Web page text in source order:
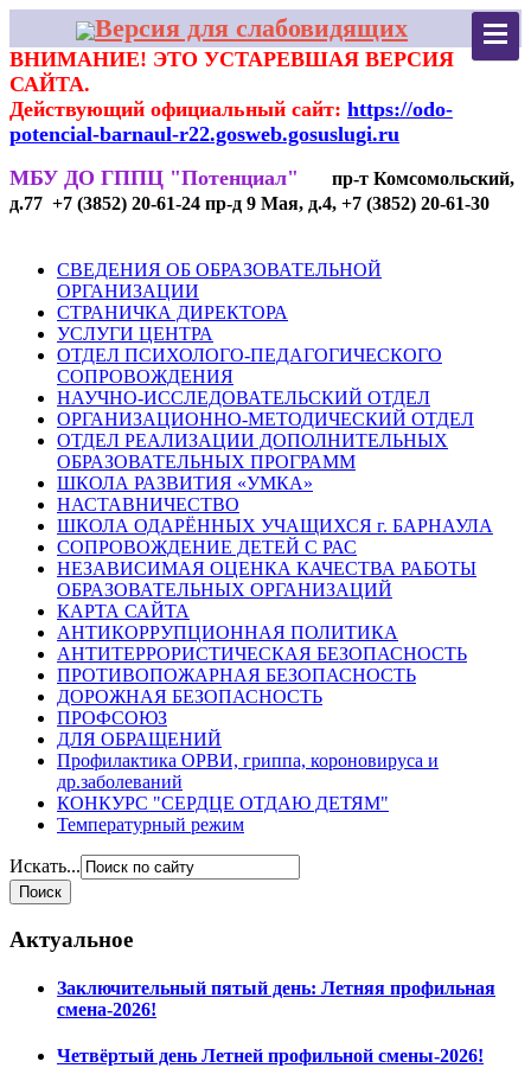
Версия для слабовидящих
ВНИМАНИЕ! ЭТО УСТАРЕВШАЯ ВЕРСИЯ
САЙТА.
Действующий официальный сайт: https://odo-
potencial-barnaul-r22.gosweb.gosuslugi.ru
МБУ ДО ГППЦ "Потенциал"
пр-т Комсомольский,
д.77 +7 (3852) 20-61-24 пр-д 9 Мая, д.4, +7 (3852) 20-61-30
СВЕДЕНИЯ ОБ ОБРАЗОВАТЕЛЬНОЙ
ОРГАНИЗАЦИИ
СТРАНИЧКА ДИРЕКТОРА
УСЛУГИ ЦЕНТРА
ОТДЕЛ ПСИХОЛОГО-ПЕДАГОГИЧЕСКОГО
СОПРОВОЖДЕНИЯ
НАУЧНО-ИССЛЕДОВАТЕЛЬСКИЙ ОТДЕЛ
ОРГАНИЗАЦИОННО-МЕТОДИЧЕСКИЙ ОТДЕЛ
ОТДЕЛ РЕАЛИЗАЦИИ ДОПОЛНИТЕЛЬНЫХ
ОБРАЗОВАТЕЛЬНЫХ ПРОГРАММ
ШКОЛА РАЗВИТИЯ «УМКА»
НАСТАВНИЧЕСТВО
ШКОЛА ОДАРЁННЫХ УЧАЩИХСЯ г. БАРНАУЛА
СОПРОВОЖДЕНИЕ ДЕТЕЙ С РАС
НЕЗАВИСИМАЯ ОЦЕНКА КАЧЕСТВА РАБОТЫ
ОБРАЗОВАТЕЛЬНЫХ ОРГАНИЗАЦИЙ
КАРТА САЙТА
АНТИКОРРУПЦИОННАЯ ПОЛИТИКА
АНТИТЕРРОРИСТИЧЕСКАЯ БЕЗОПАСНОСТЬ
ПРОТИВОПОЖАРНАЯ БЕЗОПАСНОСТЬ
ДОРОЖНАЯ БЕЗОПАСНОСТЬ
ПРОФСОЮЗ
ДЛЯ ОБРАЩЕНИЙ
Профилактика ОРВИ, гриппа, короновируса и
др.заболеваний
КОНКУРС "СЕРДЦЕ ОТДАЮ ДЕТЯМ"
Температурный режим
Искать...
Актуальное
Заключительный пятый день: Летняя профильная
смена-2026!
Четвёртый день Летней профильной смены-2026!